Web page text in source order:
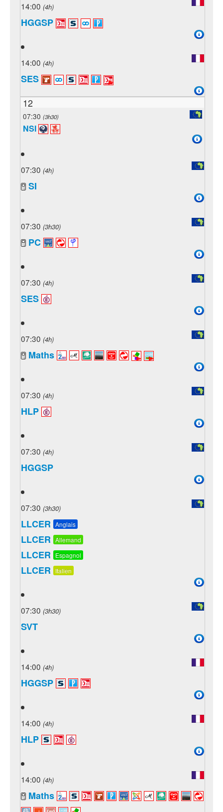
14:00 (4h)
HGGSP
14:00 (4h)
SES
12
07:30 (3h30)
NSI
07:30 (4h)
SI
07:30 (3h30)
PC
07:30 (4h)
SES
07:30 (4h)
Maths
07:30 (4h)
HLP
07:30 (4h)
HGGSP
07:30 (3h30)
LLCER Anglais
LLCER Allemand
LLCER Espagnol
LLCER Italien
07:30 (3h30)
SVT
14:00 (4h)
HGGSP
14:00 (4h)
HLP
14:00 (4h)
Maths